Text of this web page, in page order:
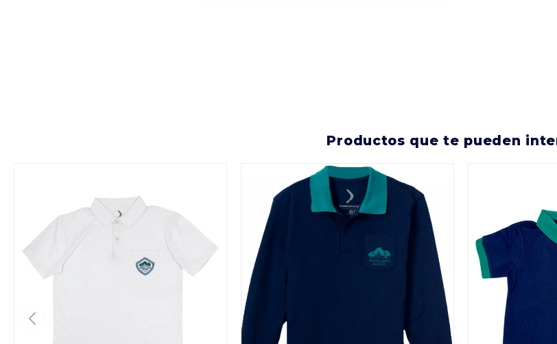
productos que te pueden